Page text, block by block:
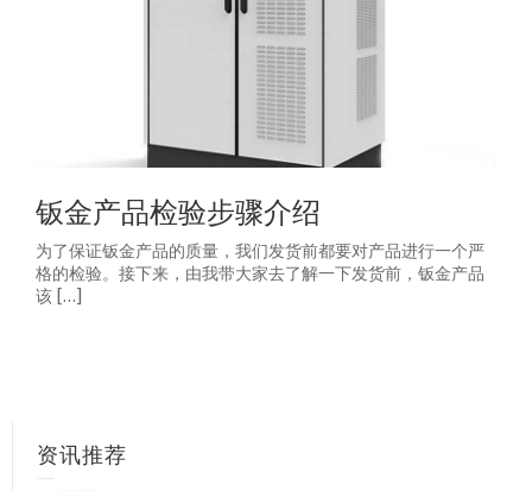
钣金产品检验步骤介绍
为了保证钣金产品的质量，我们发货前都要对产品进行一个严
格的检验。接下来，由我带大家去了解一下发货前，钣金产品
该 […]
资讯推荐